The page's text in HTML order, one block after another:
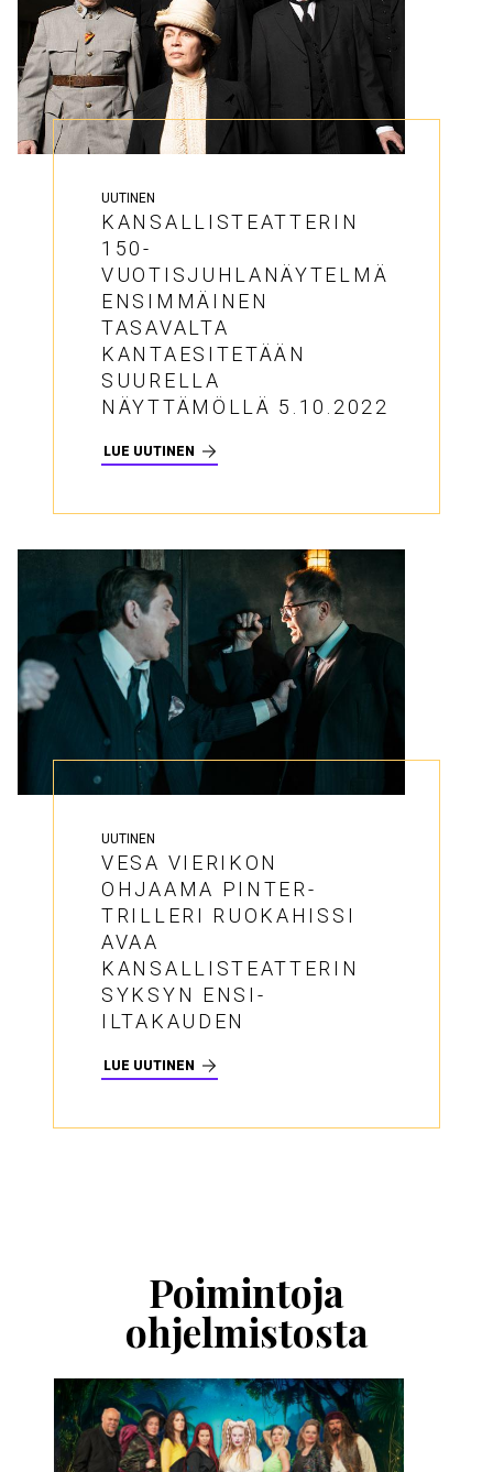
UUTINEN
KANSALLISTEATTERIN
150-
VUOTISJUHLANÄYTELMÄ
ENSIMMÄINEN
TASAVALTA
KANTAESITETÄÄN
SUURELLA
NÄYTTÄMÖLLÄ 5.10.2022
LUE UUTINEN
UUTINEN
VESA VIERIKON
OHJAAMA PINTER-
TRILLERI RUOKAHISSI
AVAA
KANSALLISTEATTERIN
SYKSYN ENSI-
ILTAKAUDEN
LUE UUTINEN
Poimintoja
ohjelmistosta